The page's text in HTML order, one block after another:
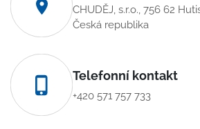
CHUDĚJ, s.r.o., 756 62
Česká republika
Telefonní kontakt
+420 571 757 733